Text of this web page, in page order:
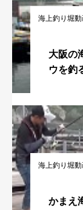
海上釣り堀
大阪の
ウを釣
海上釣り堀
かまえ